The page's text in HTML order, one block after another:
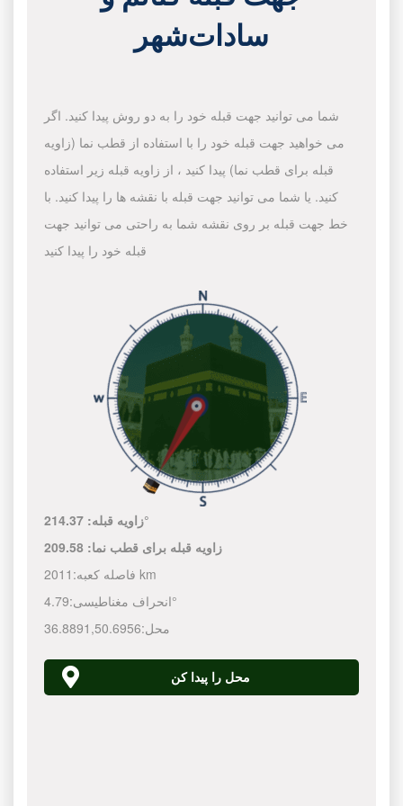
سادات‌شهر
شما می توانید جهت قبله خود را به دو روش پیدا کنید. اگر
می خواهید جهت قبله خود را با استفاده از قطب نما (زاویه
قبله برای قطب نما) پیدا کنید ، از زاویه قبله زیر استفاده
کنید. یا شما می توانید جهت قبله با نقشه ها را پیدا کنید. با
خط جهت قبله بر روی نقشه شما به راحتی می توانید جهت
قبله خود را پیدا کنید
زاویه قبله:214.37°
زاویه قبله برای قطب نما: 209.58
فاصله کعبه: 2011 km
انحراف مغناطیسی:4.79°
محل:
36.8891 ,50.6956
محل را پیدا کن